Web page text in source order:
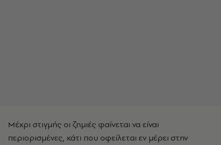
Μέχρι στιγμής οι ζημιές φαίνεται να είναι
περιορισμένες, κάτι που οφείλεται εν μέρει στην